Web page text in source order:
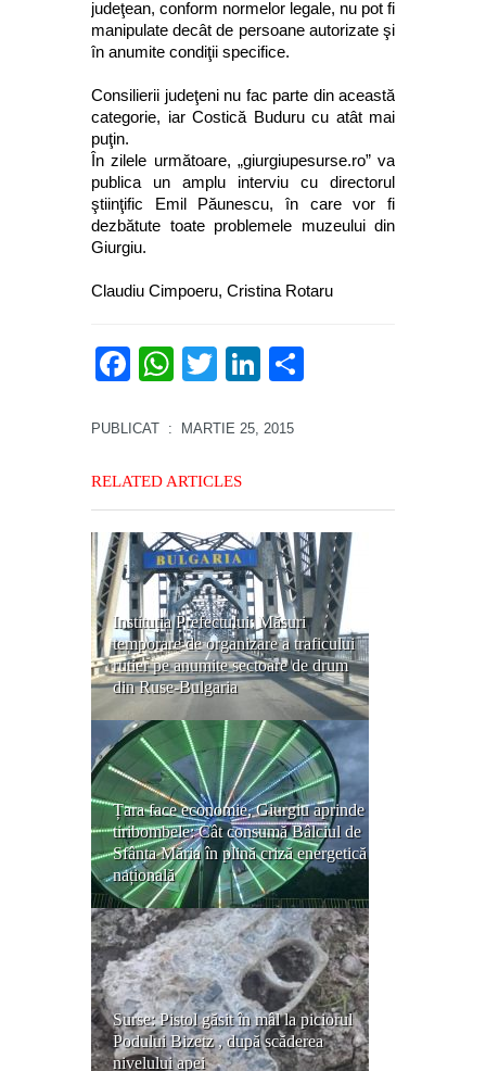
judeţean, conform normelor legale, nu pot fi
manipulate decât de persoane autorizate şi
în anumite condiţii specifice.
Consilierii judeţeni nu fac parte din această
categorie, iar Costică Buduru cu atât mai
puţin.
În zilele următoare, „giurgiupesurse.ro” va
publica un amplu interviu cu directorul
ştiinţific Emil Păunescu, în care vor fi
dezbătute toate problemele muzeului din
Giurgiu.
Claudiu Cimpoeru, Cristina Rotaru
Facebook
WhatsApp
TwitterLinkedIn
PUBLICAT : MARTIE 25, 2015
RELATED ARTICLES
Instituția Prefectului: Măsuri
temporare de organizare a traficului
rutier pe anumite sectoare de drum
din Ruse-Bulgaria
Țara face economie, Giurgiu aprinde
tiribombele: Cât consumă Bâlciul de
Sfânta Măria în plină criză energetică
națională
Surse: Pistol găsit în mâl la piciorul
Podului Bizetz , după scăderea
nivelului apei